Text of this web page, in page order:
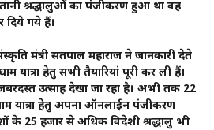
श्रद्धालुओं का पंजीकरण हुआ था वह
दिये गये हैं।
मंत्री सतपाल महाराज ने जानकारी देते
यात्रा हेतु सभी तैयारियां पूरी कर ली हैं।
उत्साह देखा जा रहा है। अभी तक 22
यात्रा हेतु अपना ऑनलाईन पंजीकरण
के 25 हजार से अधिक विदेशी श्रद्धालु भी